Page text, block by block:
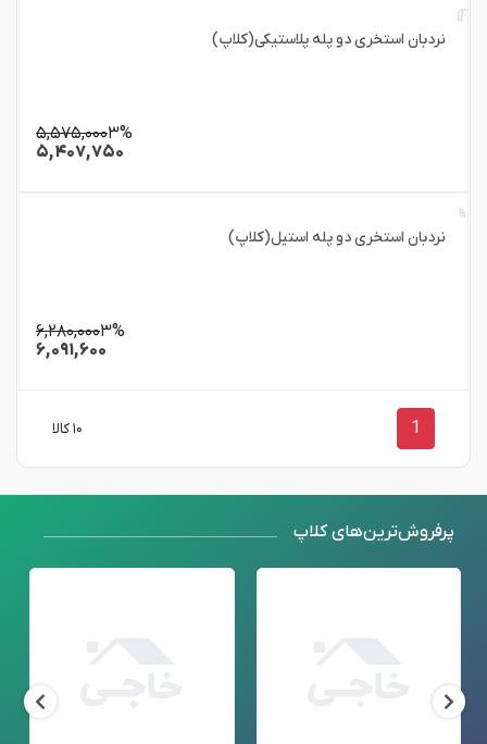
نردبان استخری دو پله پلاستیکی(کلاپ)
۵,۵۷۵,۰۰۰۳%
۵,۴۰۷,۷۵۰
نردبان استخری دو پله استیل(کلاپ)
۶,۲۸۰,۰۰۰۳%
۶,۰۹۱,۶۰۰
1 ۱۰ کالا
پرفروش‌ترین‌های کلاپ